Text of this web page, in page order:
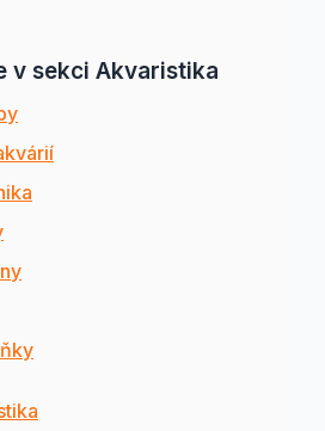
v sekci Akvaristika